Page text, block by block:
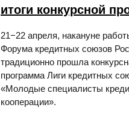
итоги конкурсной
21−22 апреля, накануне
Форума кредитных союзов
традиционно прошла
программа Лиги кредитных
«Молодые специалисты
кооперации».